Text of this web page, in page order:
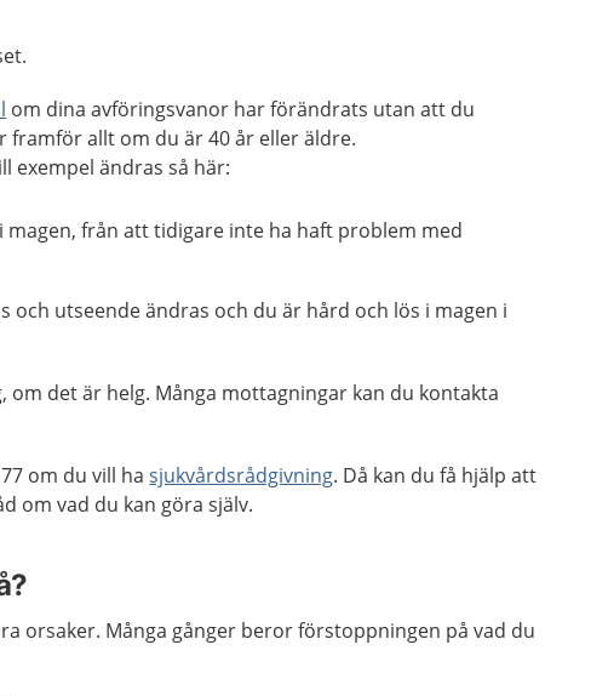
om dina avföringsvanor har förändrats utan att du
framför allt om du är 40 år eller äldre.
exempel ändras så här:
magen, från att tidigare inte ha haft problem med
och utseende ändras och du är hård och lös i magen i
om det är helg. Många mottagningar kan du kontakta
om du vill hasjukvårdsrådgivning. Då kan du få hjälp att
om vad du kan göra själv.
orsaker. Många gånger beror förstoppningen på vad du